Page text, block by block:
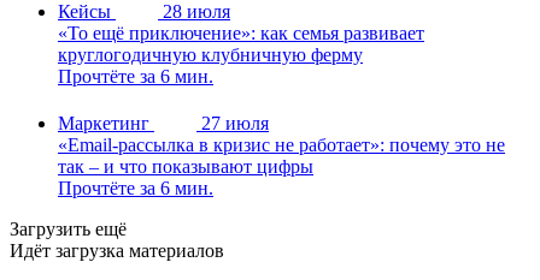
Кейсы
28 июля
«То ещё приключение»: как семья развивает
круглогодичную клубничную ферму
Прочтёте за 6 мин.
Маркетинг
27 июля
«Email-рассылка в кризис не работает»: почему это не
так – и что показывают цифры
Прочтёте за 6 мин.
Загрузить ещё
Идёт загрузка материалов